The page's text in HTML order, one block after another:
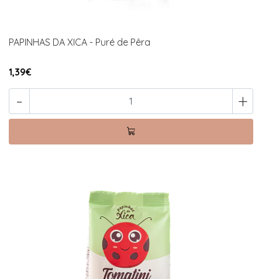
PAPINHAS DA XICA - Puré de Pêra
1,39€
- +